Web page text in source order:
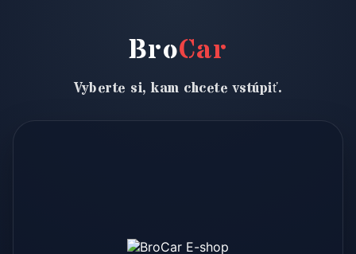
BroCar
Vyberte si, kam chcete vstúpiť.